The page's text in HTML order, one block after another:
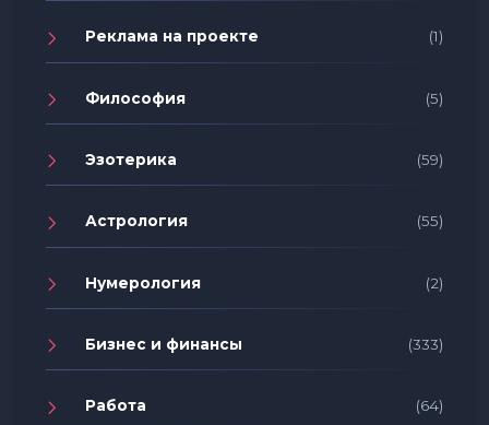
Реклама на проекте (1)
Философия (5)
Эзотерика (59)
Астрология (55)
Нумерология (2)
Бизнес и финансы (333)
Работа (64)